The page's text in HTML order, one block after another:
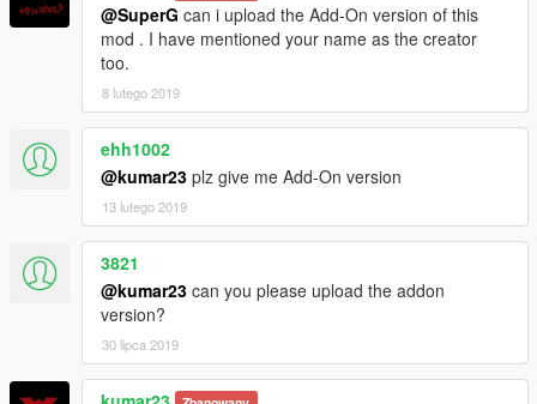
@SuperG can i upload the Add-On version of this
mod . I have mentioned your name as the creator
too.
8 lutego 2019
ehh1002
@kumar23 plz give me Add-On version
13 lutego 2019
3821
@kumar23 can you please upload the addon
version?
30 lipca 2019